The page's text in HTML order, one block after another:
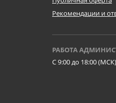
Рекомендации и
РАБОТА
C 9:00 до 18:00 (МСК)